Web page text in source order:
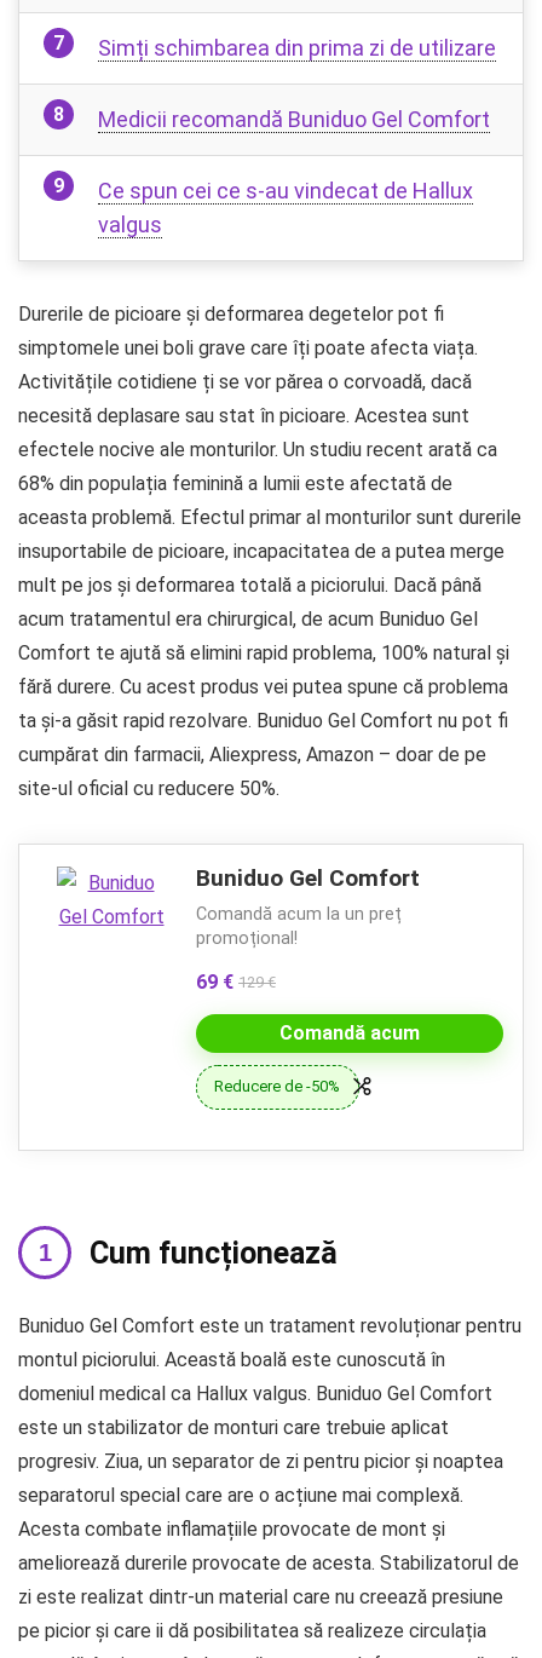
Simți schimbarea din prima zi de utilizare
Medicii recomandă Buniduo Gel Comfort
Ce spun cei ce s-au vindecat de Hallux
valgus
Durerile de picioare și deformarea degetelor pot fi
simptomele unei boli grave care îți poate afecta viața.
Activitățile cotidiene ți se vor părea o corvoadă, dacă
necesită deplasare sau stat în picioare. Acestea sunt
efectele nocive ale monturilor. Un studiu recent arată ca
68% din populația feminină a lumii este afectată de
aceasta problemă. Efectul primar al monturilor sunt durerile
insuportabile de picioare, incapacitatea de a putea merge
mult pe jos și deformarea totală a piciorului. Dacă până
acum tratamentul era chirurgical, de acum Buniduo Gel
Comfort te ajută să elimini rapid problema, 100% natural și
fără durere. Cu acest produs vei putea spune că problema
ta și-a găsit rapid rezolvare. Buniduo Gel Comfort nu pot fi
cumpărat din farmacii, Aliexpress, Amazon – doar de pe
site-ul oficial cu reducere 50%.
Buniduo Gel Comfort
Comandă acum la un preț
promoțional!
69 € 129 €
Comandă acum
Reducere de -50%
Cum funcționează
Buniduo Gel Comfort este un tratament revoluționar pentru
montul piciorului. Această boală este cunoscută în
domeniul medical ca Hallux valgus. Buniduo Gel Comfort
este un stabilizator de monturi care trebuie aplicat
progresiv. Ziua, un separator de zi pentru picior și noaptea
separatorul special care are o acțiune mai complexă.
Acesta combate inflamațiile provocate de mont și
ameliorează durerile provocate de acesta. Stabilizatorul de
zi este realizat dintr-un material care nu creează presiune
pe picior și care ii dă posibilitatea să realizeze circulația